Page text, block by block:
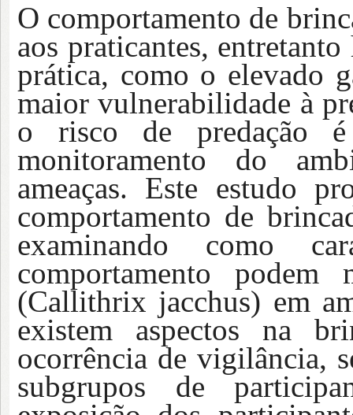
O comportamento de
aos praticantes,
prática, como o elevado
maior vulnerabilidade à
o risco de predação
monitoramento do
ameaças. Este estudo
comportamento de
examinando como
comportamento
(Callithrix jacchus) em
existem aspectos na
ocorrência de vigilância,
subgrupos de